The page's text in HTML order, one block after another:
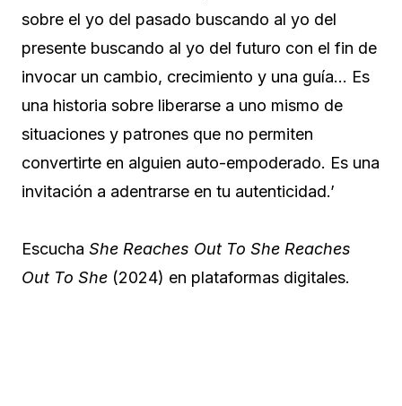
sobre el yo del pasado buscando al yo del
presente buscando al yo del futuro con el fin de
invocar un cambio, crecimiento y una guía… Es
una historia sobre liberarse a uno mismo de
situaciones y patrones que no permiten
convertirte en alguien auto-empoderado. Es una
invitación a adentrarse en tu autenticidad.’
Escucha She Reaches Out To She Reaches
Out To She (2024) en plataformas digitales.